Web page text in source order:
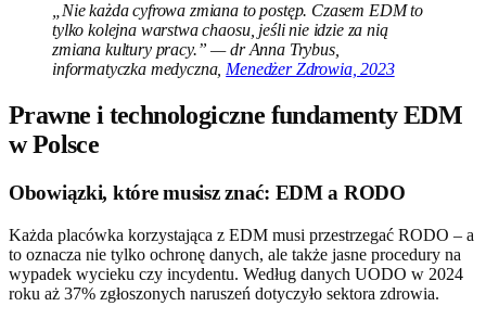
„Nie każda cyfrowa zmiana to postęp. Czasem EDM to
tylko kolejna warstwa chaosu, jeśli nie idzie za nią
zmiana kultury pracy.” — dr Anna Trybus,
informatyczka medyczna, Menedżer Zdrowia, 2023
Prawne i technologiczne fundamenty EDM
w Polsce
Obowiązki, które musisz znać: EDM a RODO
Każda placówka korzystająca z EDM musi przestrzegać RODO – a
to oznacza nie tylko ochronę danych, ale także jasne procedury na
wypadek wycieku czy incydentu. Według danych UODO w 2024
roku aż 37% zgłoszonych naruszeń dotyczyło sektora zdrowia.